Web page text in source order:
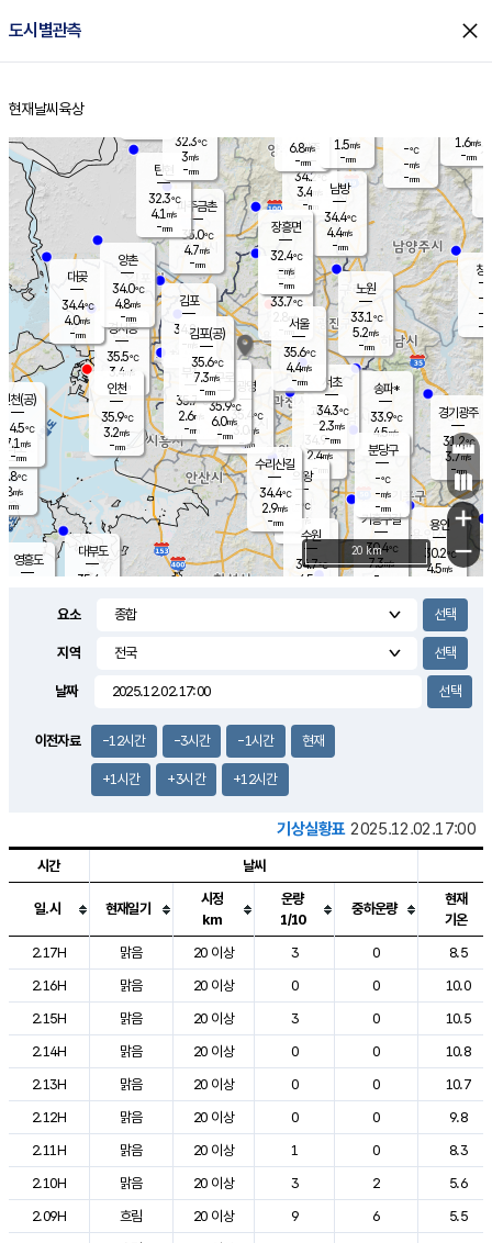
도시별관측 close
홈
현재날씨 육상
의도
℃
m/s
mm
영흥도
양주
34.2℃
3.4
-mm
과천
34.9℃
2.4m/s
- mm
용인
30.2℃
4.5m/s
경기광주
31.2℃
3.7m/s
-mm
6.1m/s
대부도
35.4
경서동
35.5℃
3.4 m/s
-mm
파주금촌
35.0℃
4.7m/s
-mm
-℃
-m/s
-mm
대곶
34.4℃
4.0m/s
-mm
창
-
-m/
-
탄현
32.3℃
4.1 m/s
-mm
1.6m/s
-mm
의왕
- ℃
m/s
mm
김포
34.8℃
-m/s
mm
광명
35.4 ℃
3.0 m/s
-mm
부천
35.7℃
2.6m/s
-mm
양촌
34.0℃
4.8m/s
-mm
구로
35.9℃
6.0m/s
-mm
은평
33.7℃
2.8 m/s
- mm
노원
33.1℃
5.2m/s
-mm
송파*
33.9℃
4.5m/s
-mm
서초
34.3℃
2.3m/s
-mm
남방
34.4℃
4.4m/s
-mm
기흥구갈
30.4℃
7.3m/s
-
수리산길
34.4℃
2.9m/s
-mm
분당구
-℃
-m/s
-mm
장흥면
32.4℃
-m/s
-mm
6.8m/s
-mm
인천(공)
34.5℃
7.1 m/s
-mm
김포(공)
35.6℃
7.3m/s
-mm
수원
34.7℃
4.5 m/s
인천
35.9℃
3.2m/s
-mm
서울
35.6℃
4.4m/s
-mm
32.3℃
3m/s
-mm
1.5m/s
-mm
+
−
20 km
요소
지역
날짜
이전자료 -12시간 -3시간 -1시간 현재
+1시간 +3시간 +12시간
기상실황표 2025.12.02.17:00
도시별 기상실황표로 지점, 날씨, 기온, 강수, 바람, 기압등을 안내한 표입
시간 날씨
일.시 현재일기
시정
km
운량
1/10
중하운량
현재
기온
2.17H
맑음 20 이상 3 0
8.5
2.16H
맑음 20 이상 0 0
10.0
2.15H
맑음 20 이상 3 0
10.5
2.14H
맑음 20 이상 0 0
10.8
2.13H
맑음 20 이상 0 0
10.7
2.12H
맑음 20 이상 0 0
9.8
2.11H
맑음 20 이상 1 0
8.3
2.10H
맑음 20 이상 3 2
5.6
2.09H
흐림 20 이상 9 6
5.5